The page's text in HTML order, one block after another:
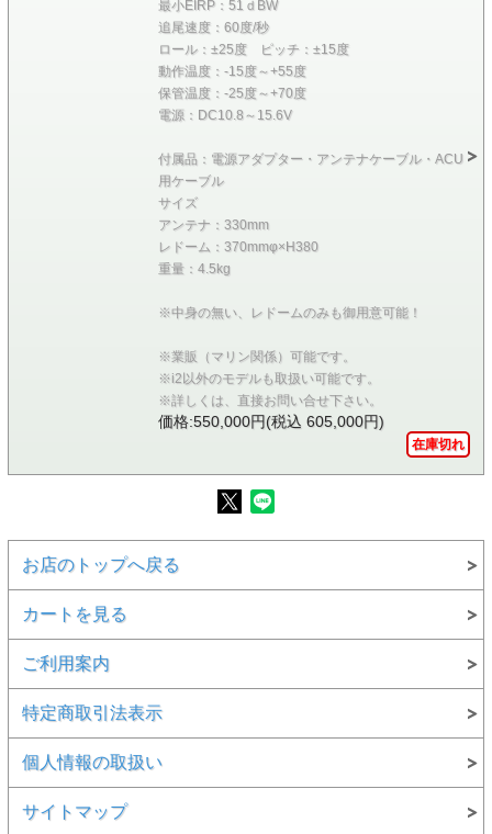
最小EIRP：51ｄBW
追尾速度：60度/秒
ロール：±25度 ピッチ：±15度
動作温度：-15度～+55度
保管温度：-25度～+70度
電源：DC10.8～15.6V
付属品：電源アダプター・アンテナケーブル・ACU
用ケーブル
サイズ
アンテナ：330mm
レドーム：370mmφ×H380
重量：4.5kg
※中身の無い、レドームのみも御用意可能！
※業販（マリン関係）可能です。
※i2以外のモデルも取扱い可能です。
※詳しくは、直接お問い合せ下さい。
価格:550,000円(税込 605,000円)
在庫切れ
お店のトップへ戻る
カートを見る
ご利用案内
特定商取引法表示
個人情報の取扱い
サイトマップ